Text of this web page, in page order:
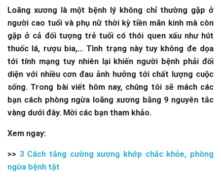
Loãng xương là một bệnh lý không chỉ thường gặp ở
người cao tuổi và phụ nữ thời kỳ tiền mãn kinh mà còn
gặp ở cả đối tượng trẻ tuổi có thói quen xấu như hút
thuốc lá, rượu bia,… Tình trạng này tuy không đe dọa
tới tính mạng tuy nhiên lại khiến người bệnh phải đối
diện với nhiều cơn đau ảnh hưởng tới chất lượng cuộc
sống. Trong bài viết hôm nay, chúng tôi sẽ mách các
bạn cách phòng ngừa loãng xương bằng 9 nguyên tắc
vàng dưới đây. Mời các bạn tham khảo.
Xem ngay:
>> 3 Cách tăng cường xương khớp chắc khỏe, phòng
ngừa bệnh tật